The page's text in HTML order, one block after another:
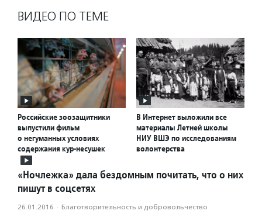
ВИДЕО ПО ТЕМЕ
Российские зоозащитники
выпустили фильм
о негуманных условиях
содержания кур-несушек
В Интернет выложили все
материалы Летней школы
НИУ ВШЭ по исследованиям
волонтерства
«Ночлежка» дала бездомным почитать, что о них
пишут в соцсетях
26.01.2016 · Благотвори­тель­ность и доброволь­чест­во